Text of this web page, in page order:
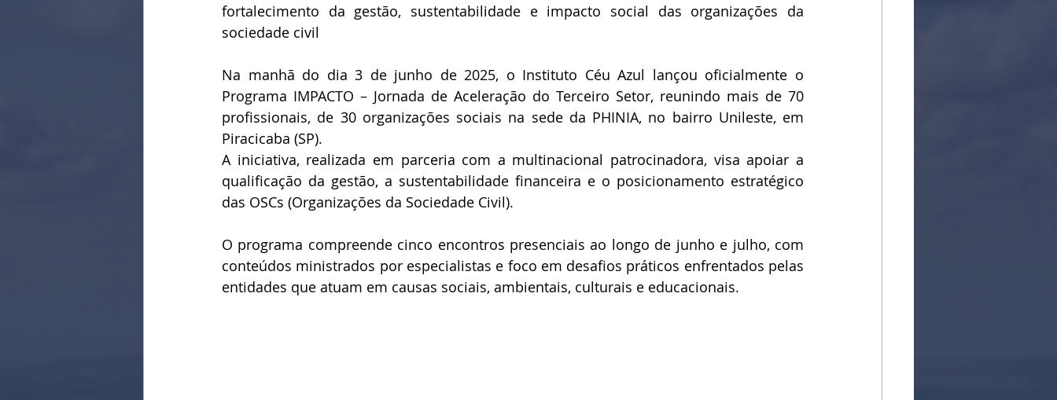
fortalecimento da gestão, sustentabilidade e impacto social das organizações da
sociedade civil
Na manhã do dia 3 de junho de 2025, o Instituto Céu Azul lançou oficialmente o
Programa IMPACTO – Jornada de Aceleração do Terceiro Setor, reunindo mais de 70
profissionais, de 30 organizações sociais na sede da PHINIA, no bairro Unileste, em
Piracicaba (SP).
A iniciativa, realizada em parceria com a multinacional patrocinadora, visa apoiar a
qualificação da gestão, a sustentabilidade financeira e o posicionamento estratégico
das OSCs (Organizações da Sociedade Civil).
O programa compreende cinco encontros presenciais ao longo de junho e julho, com
conteúdos ministrados por especialistas e foco em desafios práticos enfrentados pelas
entidades que atuam em causas sociais, ambientais, culturais e educacionais.